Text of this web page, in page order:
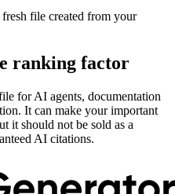
file created from your
ranking factor
for AI agents, documentation
It can make your important
it should not be sold as a
AI citations.